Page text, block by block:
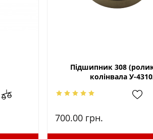
Підшипник 308
колінвала У-
700.00 грн.